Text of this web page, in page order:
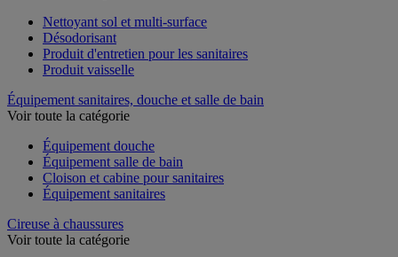
Nettoyant sol et multi-surface
Désodorisant
Produit d'entretien pour les sanitaires
Produit vaisselle
Équipement sanitaires, douche et salle de bain
Voir toute la catégorie
Équipement douche
Équipement salle de bain
Cloison et cabine pour sanitaires
Équipement sanitaires
Cireuse à chaussures
Voir toute la catégorie